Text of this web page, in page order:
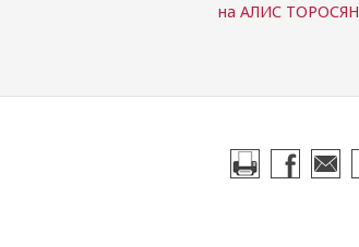
на АЛИС ТОРОСЯН